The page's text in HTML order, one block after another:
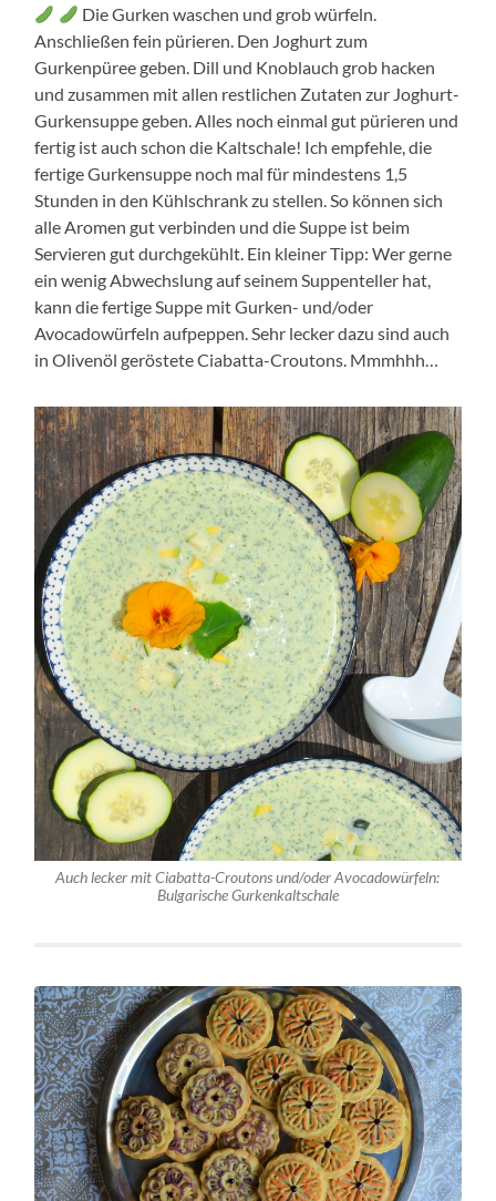
Die Gurken waschen und grob würfeln.
Anschließen fein pürieren. Den Joghurt zum
Gurkenpüree geben. Dill und Knoblauch grob hacken
und zusammen mit allen restlichen Zutaten zur Joghurt-
Gurkensuppe geben. Alles noch einmal gut pürieren und
fertig ist auch schon die Kaltschale! Ich empfehle, die
fertige Gurkensuppe noch mal für mindestens 1,5
Stunden in den Kühlschrank zu stellen. So können sich
alle Aromen gut verbinden und die Suppe ist beim
Servieren gut durchgekühlt. Ein kleiner Tipp: Wer gerne
ein wenig Abwechslung auf seinem Suppenteller hat,
kann die fertige Suppe mit Gurken- und/oder
Avocadowürfeln aufpeppen. Sehr lecker dazu sind auch
in Olivenöl geröstete Ciabatta-Croutons. Mmmhhh…
Auch lecker mit Ciabatta-Croutons und/oder Avocadowürfeln:
Bulgarische Gurkenkaltschale